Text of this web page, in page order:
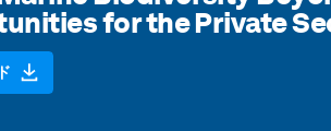
for the Private